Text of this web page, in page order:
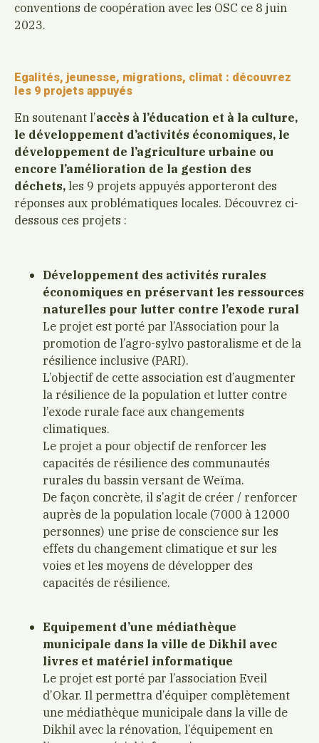
conventions de coopération avec les OSC ce 8 juin
2023.
Egalités, jeunesse, migrations, climat : découvrez
les 9 projets appuyés
En soutenant l’accès à l’éducation et à la culture,
le développement d’activités économiques, le
développement de l’agriculture urbaine ou
encore l’amélioration de la gestion des
déchets,les 9 projets appuyés apporteront des
réponses aux problématiques locales. Découvrez ci-
dessous ces projets :
Développement des activités rurales
économiques en préservant les ressources
naturelles pour lutter contre l’exode rural
Le projet est porté par l’Association pour la
promotion de l’agro-sylvo pastoralisme et de la
résilience inclusive (PARI).
L’objectif de cette association est d’augmenter
la résilience de la population et lutter contre
l’exode rurale face aux changements
climatiques.
Le projet a pour objectif de renforcer les
capacités de résilience des communautés
rurales du bassin versant de Weïma.
De façon concrète, il s’agit de créer / renforcer
auprès de la population locale (7000 à 12000
personnes) une prise de conscience sur les
effets du changement climatique et sur les
voies et les moyens de développer des
capacités de résilience.
Equipement d’une médiathèque
municipale dans la ville de Dikhil avec
livres et matériel informatique
Le projet est porté par l’association Eveil
d’Okar. Il permettra d’équiper complètement
une médiathèque municipale dans la ville de
Dikhil avec la rénovation, l’équipement en